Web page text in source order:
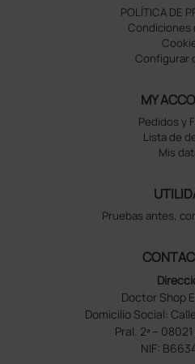
POLÍTICA DE
Condiciones
Configurar
MY
Pedidos y
Lista de
Mis
Pruebas antes,
Doctor Shop
Domicilio Social:
Pral. 2ª –
NIF: